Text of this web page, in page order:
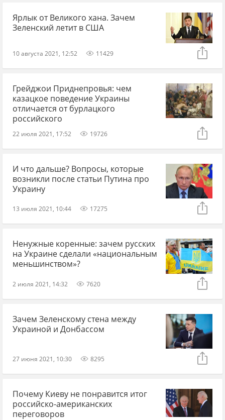
Ярлык от Великого хана. Зачем
Зеленский летит в США
10 августа 2021, 12:52 11429
Грейджои Приднепровья: чем
казацкое поведение Украины
отличается от бурлацкого
российского
22 июля 2021, 17:52 19726
И что дальше? Вопросы, которые
возникли после статьи Путина про
Украину
13 июля 2021, 10:44 17275
Ненужные коренные: зачем русских
на Украине сделали «национальным
меньшинством»?
2 июля 2021, 14:32 7620
Зачем Зеленскому стена между
Украиной и Донбассом
27 июня 2021, 10:30 8295
Почему Киеву не понравится итог
российско-американских
переговоров